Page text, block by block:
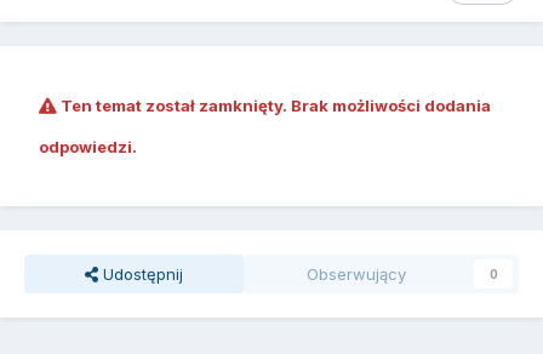
Ten temat został zamknięty. Brak możliwości dodania
odpowiedzi.
Udostępnij Obserwujący 0